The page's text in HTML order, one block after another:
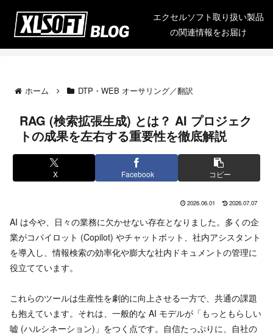
エクセルソフト取り扱い製品
の関連情報をお届け
ホーム DTP・WEB オーサリング／翻訳
RAG (検索拡張生成) とは？ AI プロジェク
トの成果を左右する重要性を徹底解説
X Facebook コピー
2026.06.01 2026.07.07
AI は今や、日々の業務に欠かせない存在となりました。多くの企
業がコパイロット (Copilot) やチャットボット、社内アシスタント
を導入し、情報検索の効率化や膨大な社内ドキュメントの管理に
役立てています。
これらのツールは生産性を劇的に向上させる一方で、共通の課題
も抱えています。それは、一般的な AI モデルが「もっともらしい
嘘 (ハルシネーション)」をつく点です。自信たっぷりに、自社の